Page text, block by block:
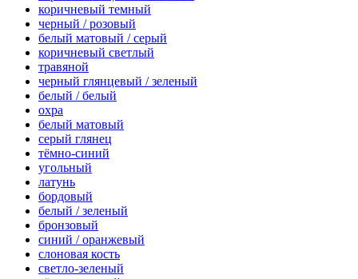
коричневый темный
черный / розовый
белый матовый / серый
коричневый светлый
травяной
черный глянцевый / зеленый
белый / белый
охра
белый матовый
серый глянец
тёмно-синий
угольный
латунь
бордовый
белый / зеленый
бронзовый
синий / оранжевый
слоновая кость
светло-зеленый